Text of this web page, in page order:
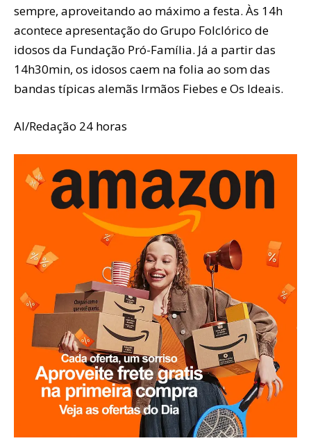
sempre, aproveitando ao máximo a festa. Às 14h
acontece apresentação do Grupo Folclórico de
idosos da Fundação Pró-Família. Já a partir das
14h30min, os idosos caem na folia ao som das
bandas típicas alemãs Irmãos Fiebes e Os Ideais.
AI/Redação 24 horas